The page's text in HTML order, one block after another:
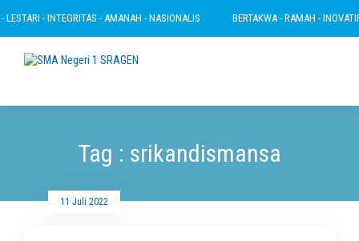
- INTEGRITAS - AMANAH - NASIONALIS BERTAKWA - RAMAH -
Tag : srikandismansa
11 Juli 2022